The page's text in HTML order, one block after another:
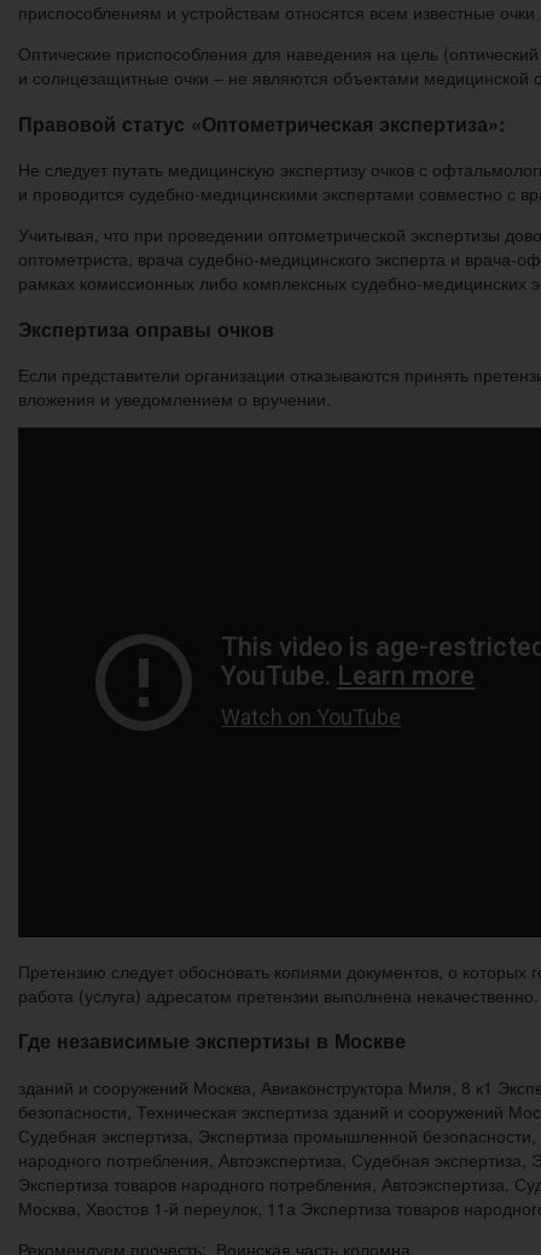
приспособлениям и устройствам относятся всем известные
Оптические приспособления для наведения на цель
и солнцезащитные очки – не являются объектами медицинской
Правовой статус «Оптометрическая экспертиза»:
Не следует путать медицинскую экспертизу очков с
и проводится судебно-медицинскими экспертами совместно с
Учитывая, что при проведении оптометрической экспертизы
оптометриста, врача судебно-медицинского эксперта и врача-
рамках комиссионных либо комплексных судебно-медицинских
Экспертиза оправы очков
Если представители организации отказываются принять
вложения и уведомлением о вручении.
Претензию следует обосновать копиями документов, о
работа (услуга) адресатом претензии выполнена некачественно.
Где независимые экспертизы в Москве
зданий и сооружений Москва, Авиаконструктора Миля, 8 к1
безопасности, Техническая экспертиза зданий и сооружений
Судебная экспертиза, Экспертиза промышленной
народного потребления, Автоэкспертиза, Судебная
Экспертиза товаров народного потребления, Автоэкспертиза,
Москва, Хвостов 1-й переулок, 11а Экспертиза товаров
Рекомендуем прочесть: Воинская часть коломна